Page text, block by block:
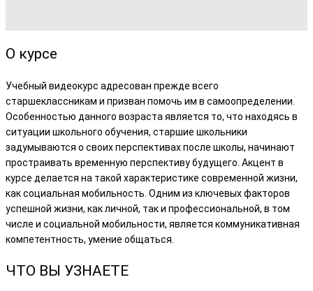
О курсе
Учебный видеокурс адресован прежде всего
старшеклассникам и призван помочь им в самоопределении.
Особенностью данного возраста является то, что находясь в
ситуации школьного обучения, старшие школьники
задумываются о своих перспективах после школы, начинают
простраивать временную перспективу будущего. Акцент в
курсе делается на такой характеристике современной жизни,
как социальная мобильность. Одним из ключевых факторов
успешной жизни, как личной, так и профессиональной, в том
числе и социальной мобильности, является коммуникативная
компетентность, умение общаться.
ЧТО ВЫ УЗНАЕТЕ